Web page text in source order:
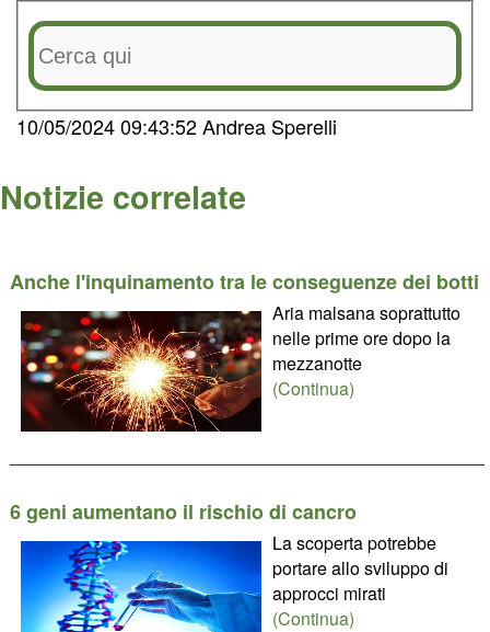
10/05/2024 09:43:52 Andrea Sperelli
Notizie correlate
Anche l'inquinamento tra le conseguenze dei botti
Aria malsana soprattutto
nelle prime ore dopo la
mezzanotte
(Continua)
6 geni aumentano il rischio di cancro
La scoperta potrebbe
portare allo sviluppo di
approcci mirati
(Continua)